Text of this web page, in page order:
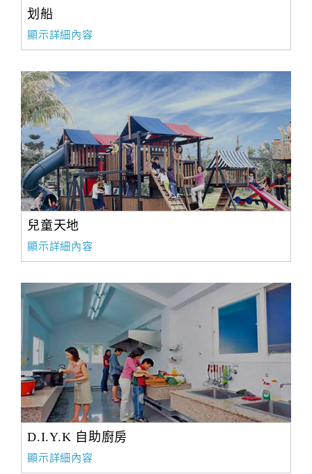
划船
顯示詳細內容
兒童天地
顯示詳細內容
D.I.Y.K 自助廚房
顯示詳細內容